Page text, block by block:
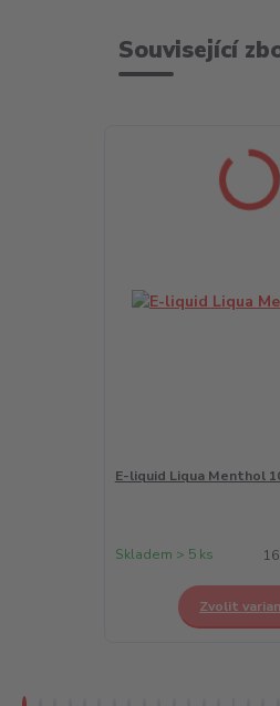
Související
E-liquid Liqua Menthol
Skladem > 5 ks
Zvolit